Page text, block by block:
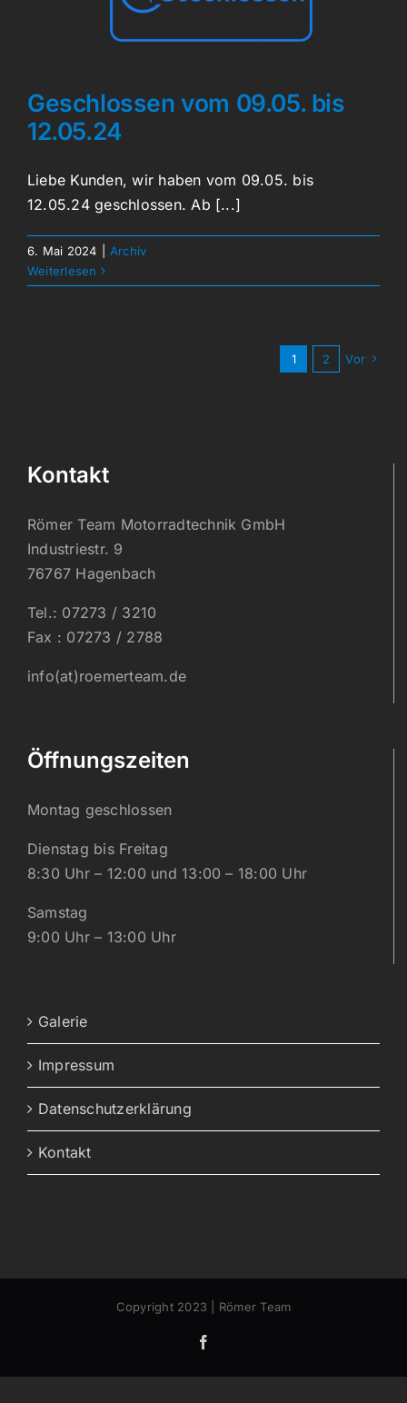
Geschlossen vom 09.05. bis
12.05.24
Liebe Kunden, wir haben vom 09.05. bis
12.05.24 geschlossen. Ab [...]
6. Mai 2024
Archiv
Weiterlesen
1 2 Vor
Kontakt
Römer Team Motorradtechnik GmbH
Industriestr. 9
76767 Hagenbach
Tel.: 07273 / 3210
Fax : 07273 / 2788
info(at)roemerteam.de
Öffnungszeiten
Montag geschlossen
Dienstag bis Freitag
8:30 Uhr – 12:00 und 13:00 – 18:00 Uhr
Samstag
9:00 Uhr – 13:00 Uhr
Galerie
Impressum
Datenschutzerklärung
Kontakt
Copyright 2023 | Römer Team